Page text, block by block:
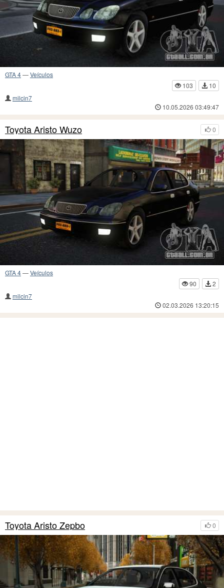
GTA 4—Veículos
103
10
milcin7
10.05.2026 03:49:47
0
Toyota Aristo Wuzo
GTA 4—Veículos
90
2
milcin7
02.03.2026 13:20:15
0
Toyota Aristo Zepbo